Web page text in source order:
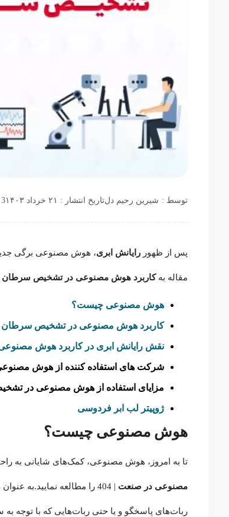
توسط : شیرین رحیم دلتاریخ انتشار : ۲۱ خرداد ۱۴۰۳ 3 دیدگاه
پس از ظهور رایانش ابری، هوش مصنوعی برگی
مقاله بهکاربرد هوش مصنوعی در تشخیص سرطان
هوش مصنوعی چیست؟
کاربرد هوش مصنوعی در تشخیص سرطان
نقش رایانش ابری در کاربرد هوش
شرکت های استفاده کننده از هوش
مزایای استفاده از هوش مصنوعی در
ژوپیتر لب ابر فردوسی
هوش مصنوعی چیست؟
تا به امروز، هوش مصنوعی، کمک‌های شایانی به
مصنوعی در صنعت | 404 را مطالعه نمایید.به
ربات‌های پاسخگو و یا حتی ربات‌هایی که با توجه